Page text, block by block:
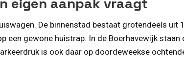
De binnenstad bestaat grotendeels
een gewone huistrap. In de Boerhavewijk
is ook daar op doordeweekse